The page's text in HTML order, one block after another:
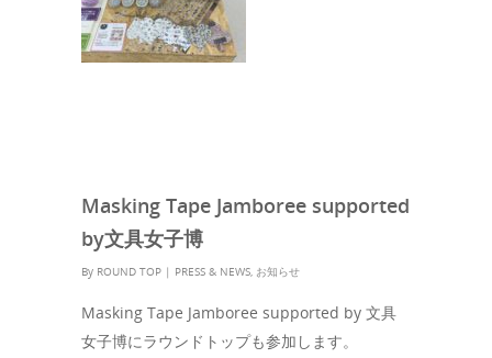
Masking Tape Jamboree supported
by文具女子博
By ROUND TOP | PRESS & NEWS, お知らせ
Masking Tape Jamboree supported by 文具
女子博にラウンドトップも参加します。